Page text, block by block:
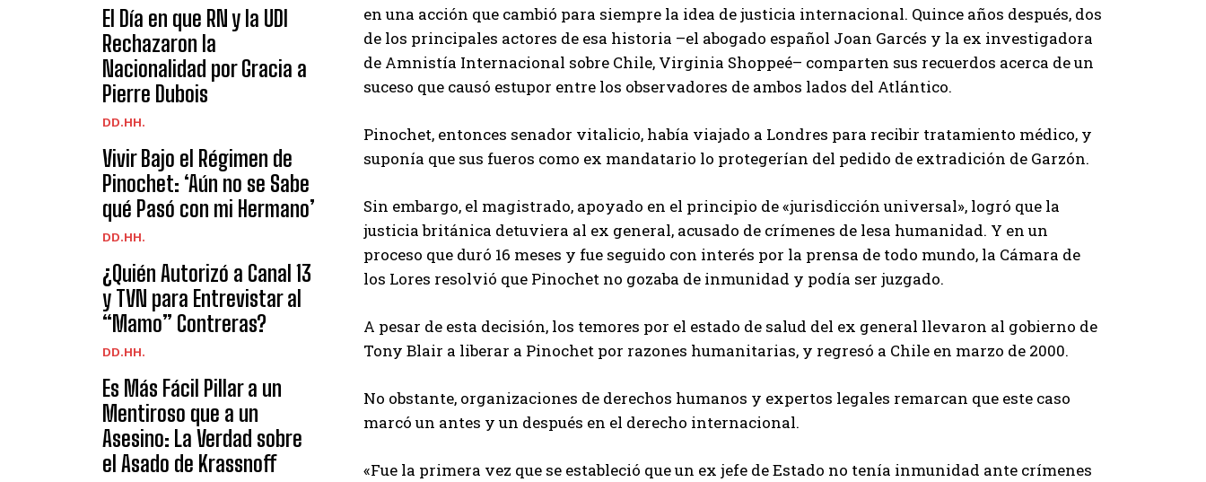
El Día en que RN y la UDI
Rechazaron la
Nacionalidad por Gracia a
Pierre Dubois
DD.HH.
Vivir Bajo el Régimen de
Pinochet: ‘Aún no se Sabe
qué Pasó con mi Hermano’
DD.HH.
¿Quién Autorizó a Canal 13
y TVN para Entrevistar al
“Mamo” Contreras?
DD.HH.
Es Más Fácil Pillar a un
Mentiroso que a un
Asesino: La Verdad sobre
el Asado de Krassnoff
en una acción que cambió para siempre la idea de justicia internacional. Quince años después, dos
de los principales actores de esa historia –el abogado español Joan Garcés y la ex investigadora
de Amnistía Internacional sobre Chile, Virginia Shoppeé– comparten sus recuerdos acerca de un
suceso que causó estupor entre los observadores de ambos lados del Atlántico.
Pinochet, entonces senador vitalicio, había viajado a Londres para recibir tratamiento médico, y
suponía que sus fueros como ex mandatario lo protegerían del pedido de extradición de Garzón.
Sin embargo, el magistrado, apoyado en el principio de «jurisdicción universal», logró que la
justicia británica detuviera al ex general, acusado de crímenes de lesa humanidad. Y en un
proceso que duró 16 meses y fue seguido con interés por la prensa de todo mundo, la Cámara de
los Lores resolvió que Pinochet no gozaba de inmunidad y podía ser juzgado.
A pesar de esta decisión, los temores por el estado de salud del ex general llevaron al gobierno de
Tony Blair a liberar a Pinochet por razones humanitarias, y regresó a Chile en marzo de 2000.
No obstante, organizaciones de derechos humanos y expertos legales remarcan que este caso
marcó un antes y un después en el derecho internacional.
«Fue la primera vez que se estableció que un ex jefe de Estado no tenía inmunidad ante crímenes